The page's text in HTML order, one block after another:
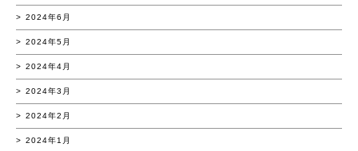
2024年6月
2024年5月
2024年4月
2024年3月
2024年2月
2024年1月